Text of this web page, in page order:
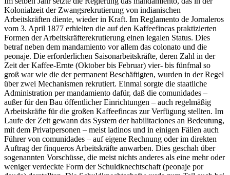
Kolonialzeit der Zwangsrekrutierung von indianischen
Arbeitskräften diente, wieder in Kraft. Im Reglamento de Jornaleros
vom 3. April 1877 erhielten die auf den Kaffeefincas praktizierten
Formen der Arbeitskräfterekrutierung einen legalen Status. Dies
betraf neben dem mandamiento vor allem das colonato und die
peonaje. Die erforderlichen Saisonarbeitskräfte, deren Zahl in der
Zeit der Kaffee-Ernte (Oktober bis Februar) vier- bis fünfmal so
groß war wie die der permanent Beschäftigten, wurden in der Regel
über zwei Mechanismen rekrutiert. Einmal sorgte die staatliche
Administration per mandamiento dafür, daß die comunidades –
außer für den Bau öffentlicher Einrichtungen – auch regelmäßig
Arbeitskräfte für die großen Kaffeefincas zur Verfügung stellten. Im
Laufe der Zeit gewann das System der habilitaciones an Bedeutung,
mit dem Privatpersonen – meist ladinos und in einigen Fällen auch
Führer von comunidades – auf eigene Rechnung oder im direkten
Auftrag der finqueros Arbeitskräfte anwarben. Dies geschah über
sogenannten Vorschüsse, die meist nichts anderes als eine mehr oder
weniger verdeckte Form der Schuldknechtschaft (peonaje por